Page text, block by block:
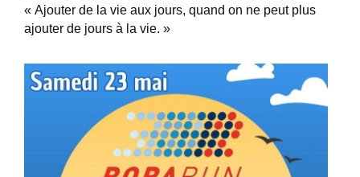
« Ajouter de la vie aux jours, quand on ne peut plus
ajouter de jours à la vie. »